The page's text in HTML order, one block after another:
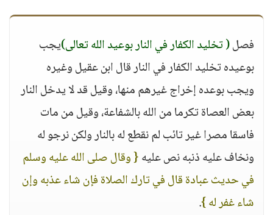
فصل( تخليد الكفار في النار بوعيد الله تعالى)يجب
بوعيده تخليد الكفار في النار قال ابن عقيل وغيره
ويجب بوعده إخراج غيرهم منها، وقيل قد لا يدخل النار
بعض العصاة تكرما من الله بالشفاعة، وقيل من مات
فاسقا مصرا غير تائب لم نقطع له بالنار ولكن نرجو له
ونخاف عليه ذنبه نص عليه{ وقال صلى الله عليه وسلم
في حديث عبادة قال في تارك الصلاة فإن شاء عذبه وإن
شاء غفر له }.